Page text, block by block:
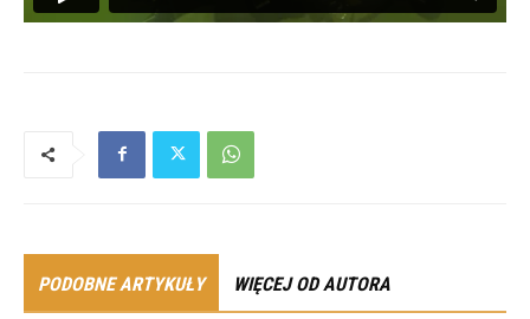
PODOBNE ARTYKUŁY WIĘCEJ OD AUTORA